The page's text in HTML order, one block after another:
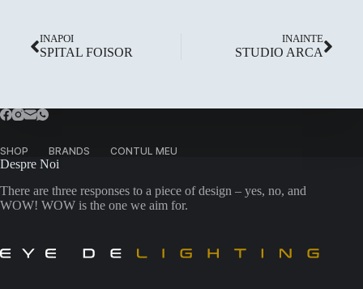
INAPOI
SPITAL FOISOR
INAINTE
STUDIO ARCA
SHOP BRANDS CONTUL MEU
Despre Noi
There are three responses to a piece of design – yes, no, and
WOW! WOW is the one we aim for.